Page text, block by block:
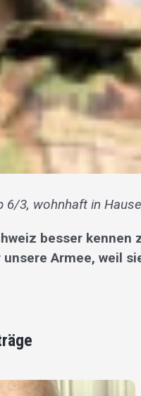
6/3, wohnhaft in
besser kennen
Armee, weil